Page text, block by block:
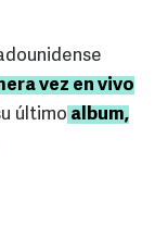
vez en vivo
último album,